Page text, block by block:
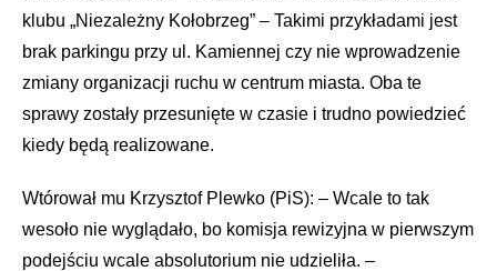
klubu „Niezależny Kołobrzeg” – Takimi przykładami jest
brak parkingu przy ul. Kamiennej czy nie wprowadzenie
zmiany organizacji ruchu w centrum miasta. Oba te
sprawy zostały przesunięte w czasie i trudno powiedzieć
kiedy będą realizowane.
Wtórował mu Krzysztof Plewko (PiS): – Wcale to tak
wesoło nie wyglądało, bo komisja rewizyjna w pierwszym
podejściu wcale absolutorium nie udzieliła. –